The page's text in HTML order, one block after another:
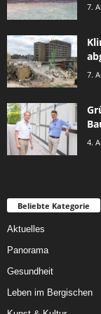
7.
7.
4.
Beliebte Kategorie
Aktuelles
Panorama
Gesundheit
Leben im Bergischen